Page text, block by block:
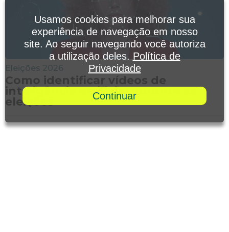
Eleições 2026
Como identificar vídeos de
inteligência artificial durante as
eleições
Usamos cookies para melhorar sua
experiência de navegação em nosso
site. Ao seguir navegando você autoriza
a utilização deles. Política de
Privacidade
Continuar